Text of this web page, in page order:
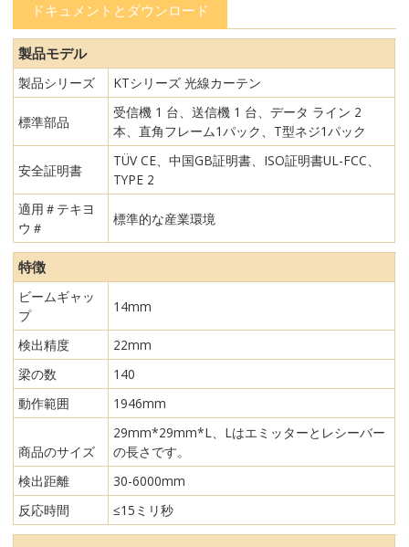
ドキュメントとダウンロード
製品モデル
製品シリーズ KTシリーズ 光線カーテン
標準部品
受信機 1 台、送信機 1 台、データ ライン 2
本、直角フレーム1パック、T型ネジ1パック
安全証明書
TÜV CE、中国GB証明書、ISO証明書UL-FCC、
TYPE 2
適用＃テキヨ
ウ＃
標準的な産業環境
特徴
ビームギャッ
プ
14mm
検出精度
22mm
梁の数
140
動作範囲
1946mm
商品のサイズ
29mm*29mm*L、Lはエミッターとレシーバー
の長さです。
検出距離
30-6000mm
反応時間
≤15ミリ秒